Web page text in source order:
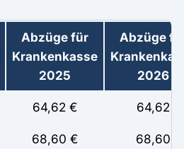
Abzüge für
Krankenkasse
2025
Abzüge
2026
64,62 € 64,62
68,60 € 68,60